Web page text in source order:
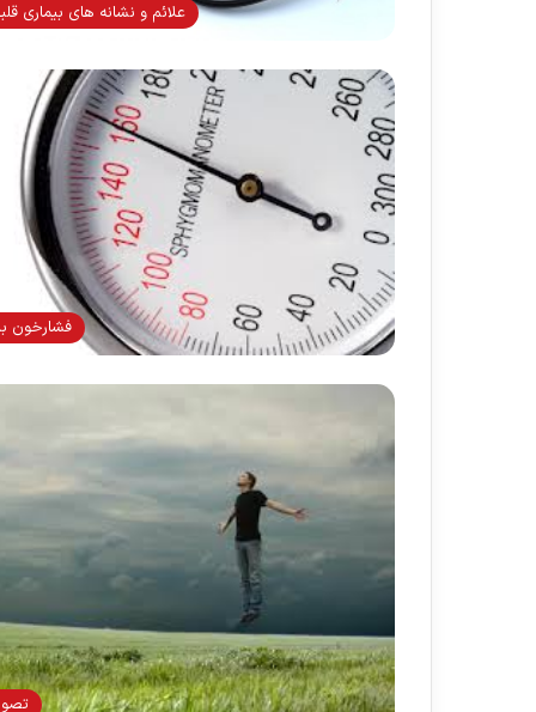
علائم و نشانه های بیماری
فشارخون